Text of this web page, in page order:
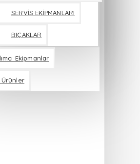
SERVİS EKİPMANLARI
BIÇAKLAR
Ekipmanlar
Ürünler